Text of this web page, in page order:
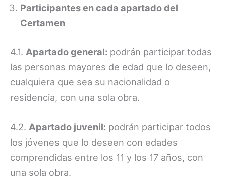
Participantes en cada apartado del
Certamen
4.1. Apartado general: podrán participar todas
las personas mayores de edad que lo deseen,
cualquiera que sea su nacionalidad o
residencia, con una sola obra.
4.2. Apartado juvenil: podrán participar todos
los jóvenes que lo deseen con edades
comprendidas entre los 11 y los 17 años, con
una sola obra.